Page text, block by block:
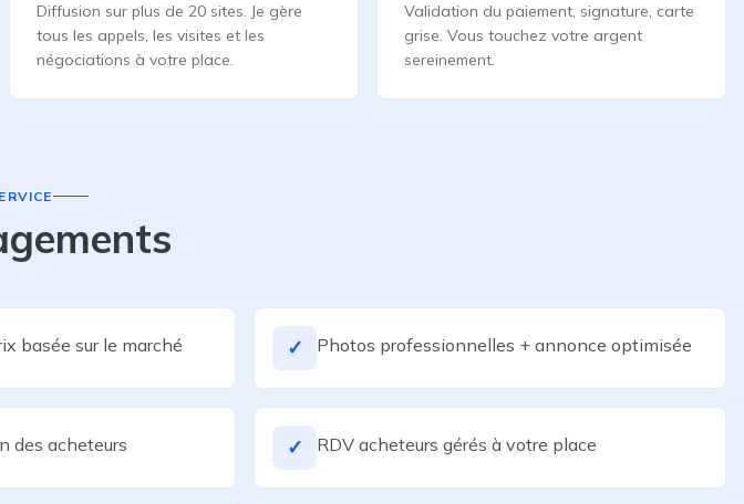
Diffusion sur plus de 20 sites. Je gère
tous les appels, les visites et les
négociations à votre place.
Validation du paiement, signature, carte
grise. Vous touchez votre argent
sereinement.
basée sur le marché ✓ Photos professionnelles + annonce optimisée
des acheteurs ✓ RDV acheteurs gérés à votre place